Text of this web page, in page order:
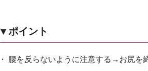
▼ポイント
・ 腰を反らないように注意する→お尻を